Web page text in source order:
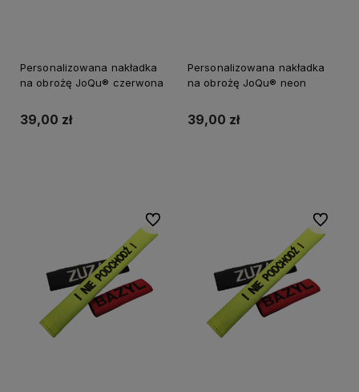
Personalizowana nakładka
na obrożę JoQu® czerwona
39,00 zł
Personalizowana nakładka
na obrożę JoQu® neon
39,00 zł
Do ulubionych Do